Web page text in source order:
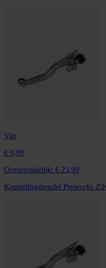
Van
€ 9,99
Oorspronkelijk: € 23,99
Koppelingshendel Proworks